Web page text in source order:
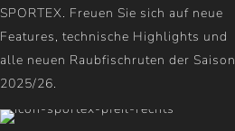
SPORTEX. Freuen Sie sich auf neue
Features, technische Highlights und
alle neuen Raubfischruten der Saison
2025/26.